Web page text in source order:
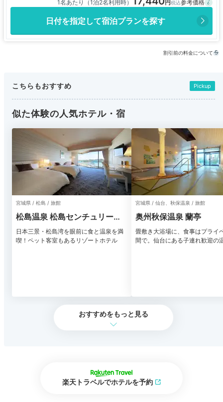
1名あたり（1泊2名利用時）
日付を指定して宿泊プランを探す
割引前の料金について
こちらもおすすめ Pickup
似た体験の人気ホテル・宿
宮城県 / 松島 / 旅館
松島温泉 松島センチュリーホ
テル
日本三景・松島湾を眼前に食と温泉を満
喫！ペット客室もあるリゾートホテル
宮城県 / 仙台、秋保温泉 / 旅館
奥州秋保温泉 蘭亭
畳敷き大浴場に、食事はプライ
間で。仙台にある子連れ歓迎の
おすすめをもっと見る
楽天トラベルでホテルを予約